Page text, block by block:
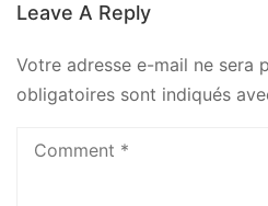
Leave A Reply
Votre adresse e-mail ne sera
obligatoires sont indiqués